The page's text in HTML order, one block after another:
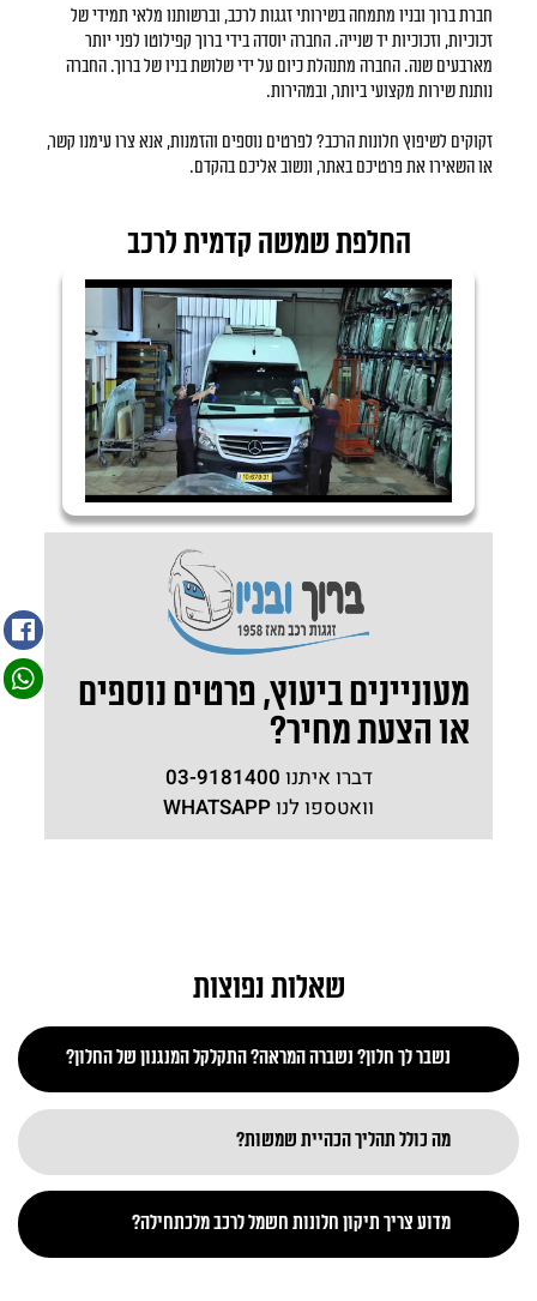
חברת ברוך ובניו מתמחה בשירותי זגגות לרכב, וברשותנו מלאי תמידי של
זכוכיות, וזכוכיות יד שנייה. החברה יוסדה בידי ברוך קפילוטו לפני יותר
מארבעים שנה. החברה מתנהלת כיום על ידי שלושת בניו של ברוך. החברה
נותנת שירות מקצועי ביותר, ובמהירות.
זקוקים לשיפוץ חלונות הרכב? לפרטים נוספים והזמנות, אנא צרו עימנו קשר,
או השאירו את פרטיכם באתר, ונשוב אליכם בהקדם.
החלפת שמשה קדמית לרכב
מעוניינים ביעוץ, פרטים נוספים
או הצעת מחיר?
דברו איתנו 03-9181400
וואטספו לנוWHATSAPP
שאלות נפוצות
נשבר לך חלון? נשברה המראה? התקלקל המנגנון של החלון?
מה כולל תהליך הכהיית שמשות?
מדוע צריך תיקון חלונות חשמל לרכב מלכתחילה?